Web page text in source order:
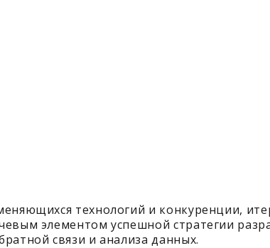
технологий и конкуренции,
элементом успешной стратегии
связи и анализа данных.